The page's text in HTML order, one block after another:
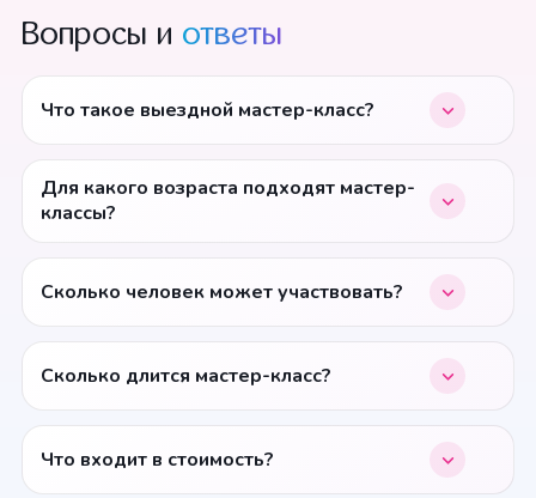
Вопросы и ответы
Что такое выездной мастер-класс?
Для какого возраста подходят мастер-
классы?
Сколько человек может участвовать?
Сколько длится мастер-класс?
Что входит в стоимость?